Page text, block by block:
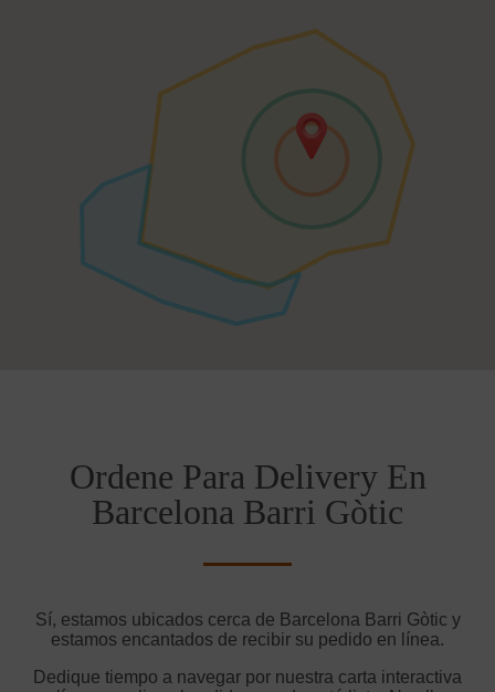
Ordene Para Delivery En
Barcelona Barri Gòtic
Sí, estamos ubicados cerca de Barcelona Barri Gòtic y
estamos encantados de recibir su pedido en línea.
Dedique tiempo a navegar por nuestra carta interactiva